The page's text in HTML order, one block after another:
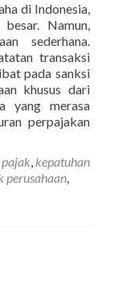
di Indonesia,
Namun,
sederhana.
transaksi
pada sanksi
khusus dari
yang merasa
perpajakan
pajak, kepatuhan
perusahaan,